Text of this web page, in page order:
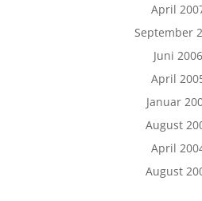
April
September
Juni 2006
April
Januar
August
April
August